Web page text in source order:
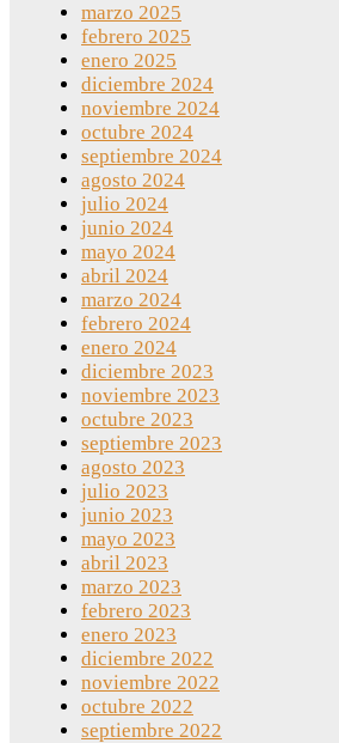
marzo 2025
febrero 2025
enero 2025
diciembre 2024
noviembre 2024
octubre 2024
septiembre 2024
agosto 2024
julio 2024
junio 2024
mayo 2024
abril 2024
marzo 2024
febrero 2024
enero 2024
diciembre 2023
noviembre 2023
octubre 2023
septiembre 2023
agosto 2023
julio 2023
junio 2023
mayo 2023
abril 2023
marzo 2023
febrero 2023
enero 2023
diciembre 2022
noviembre 2022
octubre 2022
septiembre 2022